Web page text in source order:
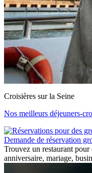
Croisières sur la Seine
Nos meilleurs déjeuners-
Demande de réservation
Trouvez un restaurant pour
anniversaire, mariage,